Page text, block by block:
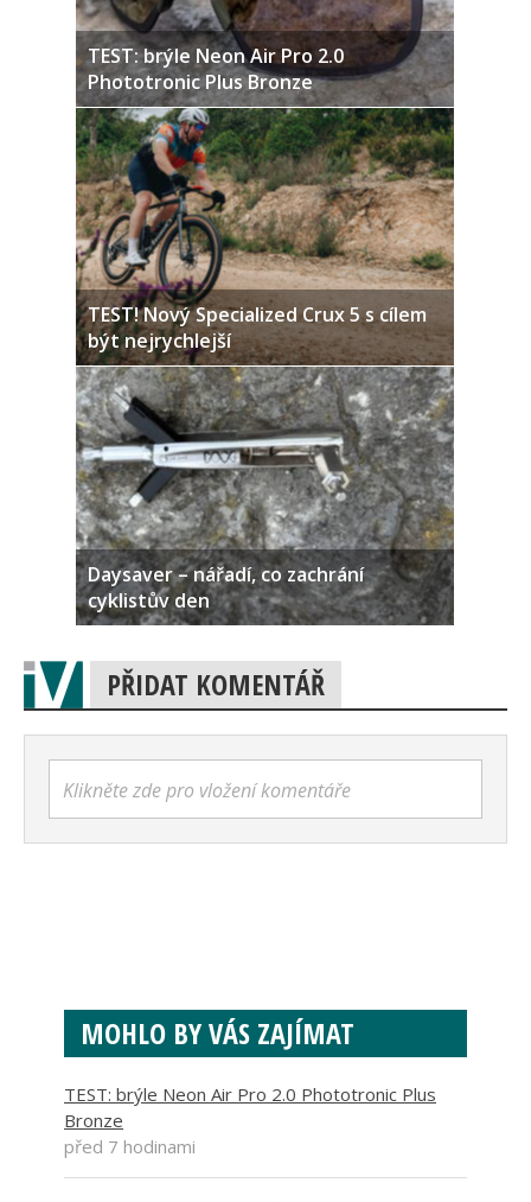
TEST: brýle Neon Air Pro 2.0
Phototronic Plus Bronze
TEST! Nový Specialized Crux 5 s cílem
být nejrychlejší
Daysaver – nářadí, co zachrání
cyklistův den
PŘIDAT KOMENTÁŘ
Klikněte zde pro vložení komentáře
MOHLO BY VÁS ZAJÍMAT
TEST: brýle Neon Air Pro 2.0 Phototronic Plus
Bronze
před 7 hodinami